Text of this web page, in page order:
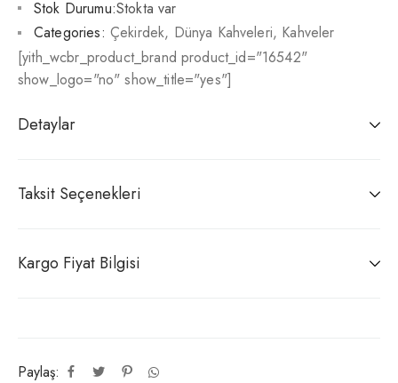
Stok Durumu:Stokta var
Paylaş:
Categories: Çekirdek, Dünya Kahveleri, Kahveler
[yith_wcbr_product_brand product_id="16542"
show_logo="no" show_title="yes"]
Detaylar
Taksit Seçenekleri
Kargo Fiyat Bilgisi